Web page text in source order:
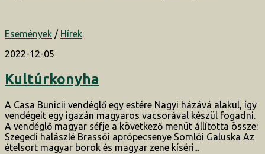
Események / Hírek
2022-12-05
Kultúrkonyha
A Casa Bunicii vendéglő egy estére Nagyi házává alakul, így
vendégeit egy igazán magyaros vacsorával készül fogadni.
A vendéglő magyar séfje a következő menüt állította össze:
Szegedi halászlé Brassói aprópecsenye Somlói Galuska Az
ételsort magyar borok és magyar zene kíséri...